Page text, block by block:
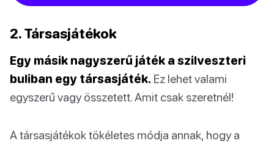
2. Társasjátékok
Egy másik nagyszerű játék a szilveszteri
buliban egy társasjáték. Ez lehet valami
egyszerű vagy összetett. Amit csak szeretnél!
A társasjátékok tökéletes módja annak, hogy a